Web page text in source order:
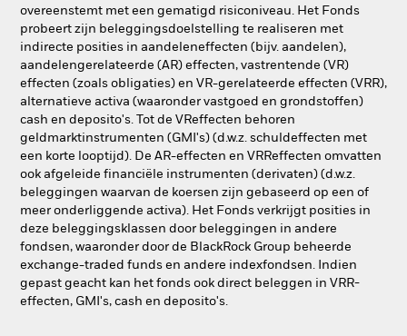
overeenstemt met een gematigd risiconiveau. Het Fonds
probeert zijn beleggingsdoelstelling te realiseren met
indirecte posities in aandeleneffecten (bijv. aandelen),
aandelengerelateerde (AR) effecten, vastrentende (VR)
effecten (zoals obligaties) en VR-gerelateerde effecten (VRR),
alternatieve activa (waaronder vastgoed en grondstoffen)
cash en deposito's. Tot de VReffecten behoren
geldmarktinstrumenten (GMI's) (d.w.z. schuldeffecten met
een korte looptijd). De AR-effecten en VRReffecten omvatten
ook afgeleide financiële instrumenten (derivaten) (d.w.z.
beleggingen waarvan de koersen zijn gebaseerd op een of
meer onderliggende activa). Het Fonds verkrijgt posities in
deze beleggingsklassen door beleggingen in andere
fondsen, waaronder door de BlackRock Group beheerde
exchange-traded funds en andere indexfondsen. Indien
gepast geacht kan het fonds ook direct beleggen in VRR-
effecten, GMI's, cash en deposito's.